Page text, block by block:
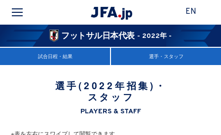
EN
フットサル日本代表 - 2022年 -
試合日程・結果 選手・スタッフ
選手(2022年招集)・
スタッフ
PLAYERS & STAFF
※表を左右にスワイプして閲覧できます